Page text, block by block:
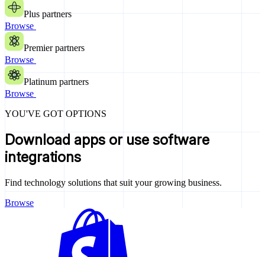
Plus partners
Browse
Premier partners
Browse
Platinum partners
Browse
YOU'VE GOT OPTIONS
Download apps or use software
integrations
Find technology solutions that suit your growing business.
Browse